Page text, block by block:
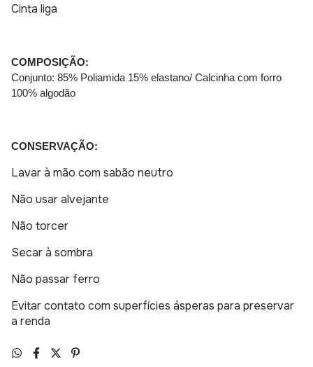
Cinta liga
COMPOSIÇÃO:
Conjunto: 85% Poliamida 15% elastano/ Calcinha com forro
100% algodão
CONSERVAÇÃO:
Lavar à mão com sabão neutro
Não usar alvejante
Não torcer
Secar à sombra
Não passar ferro
Evitar contato com superfícies ásperas para preservar
a renda